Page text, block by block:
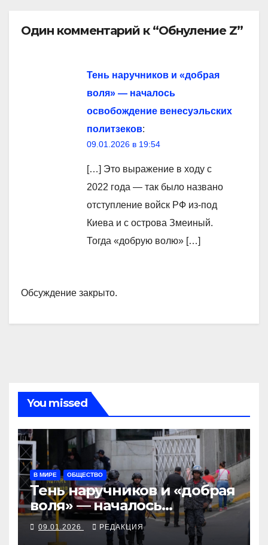
Один комментарий к “Обнуление Z”
Тень наручников и «добрая
воля» — началось
освобождение венесуэльских
политзеков:
09.01.2026 в 19:54
[…] Это выражение в ходу с
2022 года — так было названо
отступление войск РФ из-под
Киева и с острова Змеиный.
Тогда «добрую волю» […]
Обсуждение закрыто.
You missed
В МИРЕ ОБЩЕСТВО
Тень наручников и «добрая
воля» — началось
освобождение
венесуэльских политзеков
09.01.2026 РЕДАКЦИЯ